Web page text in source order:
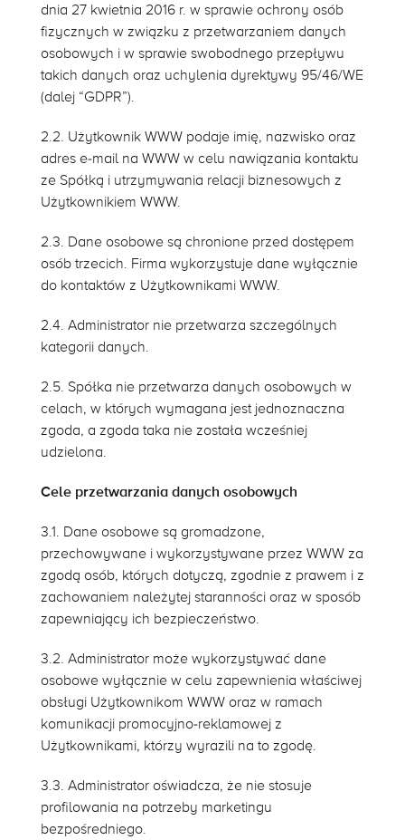
dnia 27 kwietnia 2016 r. w sprawie ochrony osób
fizycznych w związku z przetwarzaniem danych
osobowych i w sprawie swobodnego przepływu
takich danych oraz uchylenia dyrektywy 95/46/WE
(dalej “GDPR”).
2.2. Użytkownik WWW podaje imię, nazwisko oraz
adres e-mail na WWW w celu nawiązania kontaktu
ze Spółką i utrzymywania relacji biznesowych z
Użytkownikiem WWW.
2.3. Dane osobowe są chronione przed dostępem
osób trzecich. Firma wykorzystuje dane wyłącznie
do kontaktów z Użytkownikami WWW.
2.4. Administrator nie przetwarza szczególnych
kategorii danych.
2.5. Spółka nie przetwarza danych osobowych w
celach, w których wymagana jest jednoznaczna
zgoda, a zgoda taka nie została wcześniej
udzielona.
Cele przetwarzania danych osobowych
3.1. Dane osobowe są gromadzone,
przechowywane i wykorzystywane przez WWW za
zgodą osób, których dotyczą, zgodnie z prawem i z
zachowaniem należytej staranności oraz w sposób
zapewniający ich bezpieczeństwo.
3.2. Administrator może wykorzystywać dane
osobowe wyłącznie w celu zapewnienia właściwej
obsługi Użytkownikom WWW oraz w ramach
komunikacji promocyjno-reklamowej z
Użytkownikami, którzy wyrazili na to zgodę.
3.3. Administrator oświadcza, że nie stosuje
profilowania na potrzeby marketingu
bezpośredniego.